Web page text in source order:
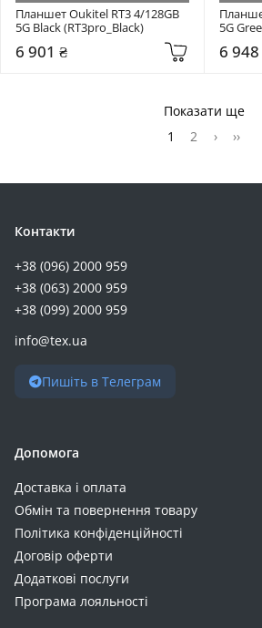
Планшет Oukitel RT3 4/128GB
5G Black (RT3pro_Black)
6 901 ₴
5G
6 948
Показати ще
1
2 › ››
Контакти
+38 (096) 2000 959
+38 (063) 2000 959
+38 (099) 2000 959
info@tex.ua
Пишіть в Телеграм
Допомога
Доставка і оплата
Обмін та повернення товару
Політика конфіденційності
Договір оферти
Додаткові послуги
Програма лояльності